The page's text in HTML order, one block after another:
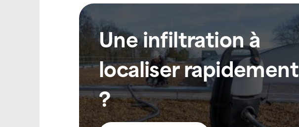
Une infiltration à
localiser rapidement
?